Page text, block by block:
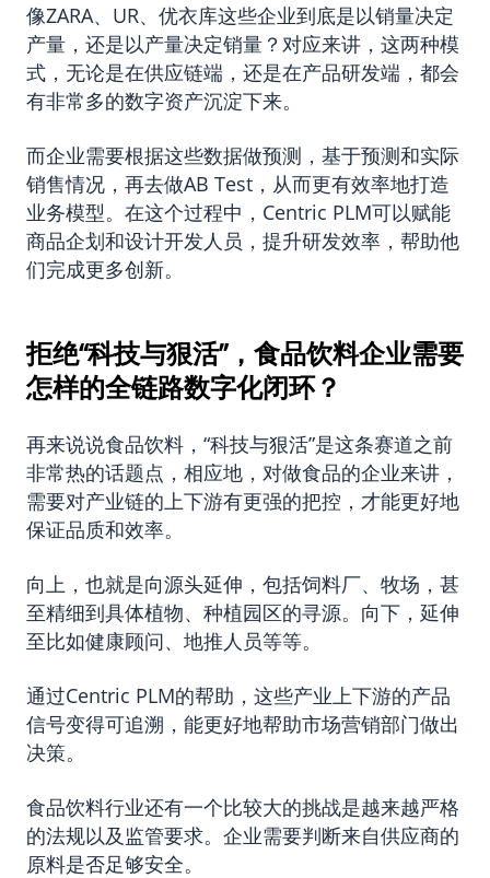
像ZARA、UR、优衣库这些企业到底是以销量决定
产量，还是以产量决定销量？对应来讲，这两种模
式，无论是在供应链端，还是在产品研发端，都会
有非常多的数字资产沉淀下来。
而企业需要根据这些数据做预测，基于预测和实际
销售情况，再去做AB Test，从而更有效率地打造
业务模型。在这个过程中，Centric PLM可以赋能
商品企划和设计开发人员，提升研发效率，帮助他
们完成更多创新。
拒绝“科技与狠活”，食品饮料企业需要
怎样的全链路数字化闭环？
再来说说食品饮料，“科技与狠活”是这条赛道之前
非常热的话题点，相应地，对做食品的企业来讲，
需要对产业链的上下游有更强的把控，才能更好地
保证品质和效率。
向上，也就是向源头延伸，包括饲料厂、牧场，甚
至精细到具体植物、种植园区的寻源。向下，延伸
至比如健康顾问、地推人员等等。
通过Centric PLM的帮助，这些产业上下游的产品
信号变得可追溯，能更好地帮助市场营销部门做出
决策。
食品饮料行业还有一个比较大的挑战是越来越严格
的法规以及监管要求。企业需要判断来自供应商的
原料是否足够安全。